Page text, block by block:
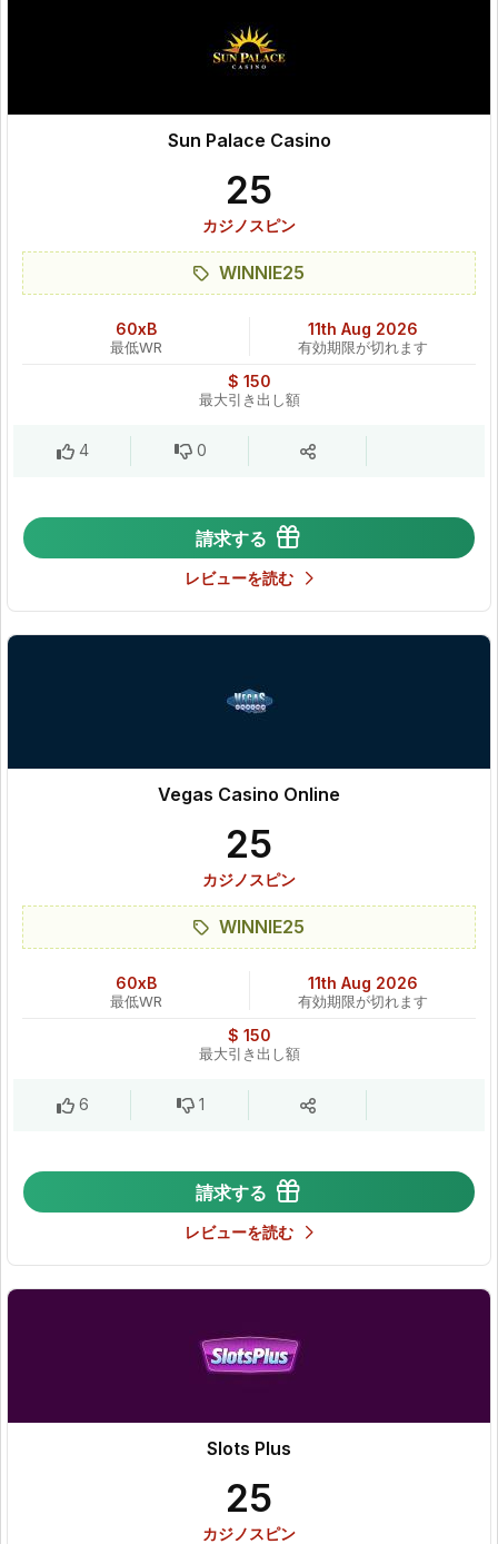
Sun Palace Casino
25
カジノスピン
WINNIE25
60xB
最低WR
11th Aug 2026
有効期限が切れます
$ 150
最大引き出し額
4 0
請求する
レビューを読む
Vegas Casino Online
25
カジノスピン
WINNIE25
60xB
最低WR
11th Aug 2026
有効期限が切れます
$ 150
最大引き出し額
6 1
請求する
レビューを読む
Slots Plus
25
カジノスピン